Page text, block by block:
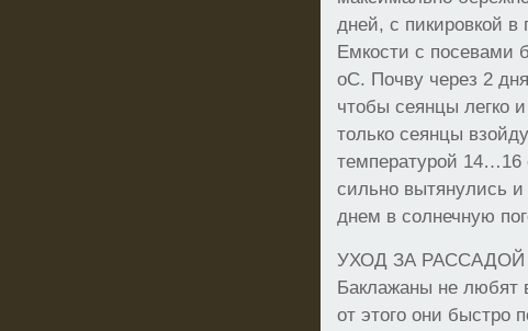
дней, с пикировкой в
Емкости с посевами
оС. Почву через 2
чтобы сеянцы легко
только сеянцы
температурой 14…16
сильно вытянулись
днем в солнечную
УХОД ЗА РАССАДОЙ
Баклажаны не любят
от этого они быстро